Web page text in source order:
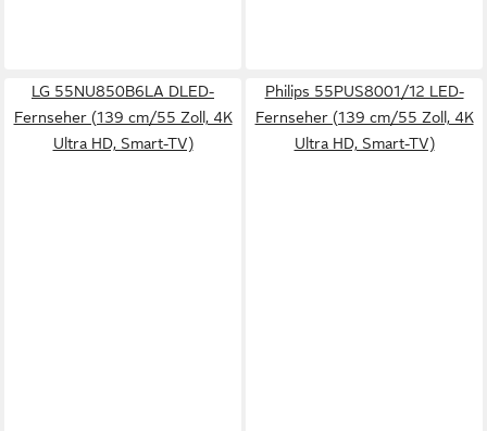
LG 55NU850B6LA DLED-
Fernseher (139 cm/55 Zoll, 4K
Ultra HD, Smart-TV)
Philips 55PUS8001/12 LED-
Fernseher (139 cm/55 Zoll, 4K
Ultra HD, Smart-TV)